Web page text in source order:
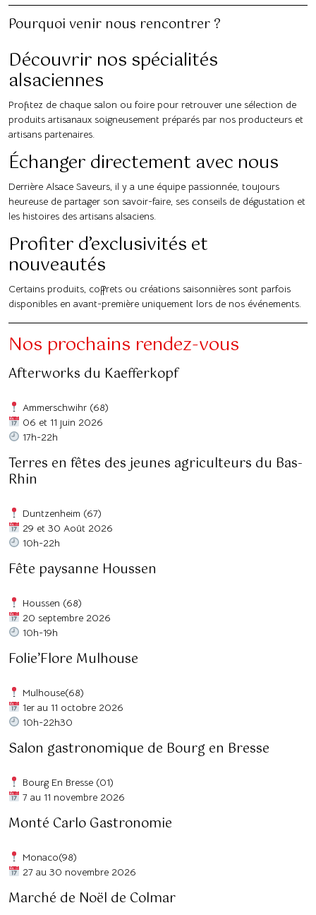
Pourquoi venir nous rencontrer ?
Découvrir nos spécialités
alsaciennes
Profitez de chaque salon ou foire pour retrouver une sélection de
produits artisanaux soigneusement préparés par nos producteurs et
artisans partenaires.
Échanger directement avec nous
Derrière Alsace Saveurs, il y a une équipe passionnée, toujours
heureuse de partager son savoir-faire, ses conseils de dégustation et
les histoires des artisans alsaciens.
Profiter d’exclusivités et
nouveautés
Certains produits, coffrets ou créations saisonnières sont parfois
disponibles en avant-première uniquement lors de nos événements.
Nos prochains rendez-vous
Afterworks du Kaefferkopf
Ammerschwihr (68)
06 et 11 juin 2026
17h-22h
Terres en fêtes des jeunes agriculteurs du Bas-
Rhin
Duntzenheim (67)
29 et 30 Août 2026
10h-22h
Fête paysanne Houssen
Houssen (68)
20 septembre 2026
10h-19h
Folie’Flore Mulhouse
Mulhouse(68)
1er au 11 octobre 2026
10h-22h30
Salon gastronomique de Bourg en Bresse
Bourg En Bresse (01)
7 au 11 novembre 2026
Monté Carlo Gastronomie
Monaco(98)
27 au 30 novembre 2026
Marché de Noël de Colmar